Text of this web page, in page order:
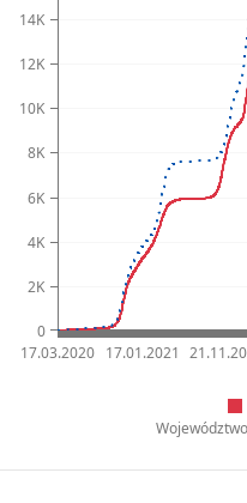
0
2K
4K
6K
8K
10K
12K
14K
17.03.2020 17.01.2021